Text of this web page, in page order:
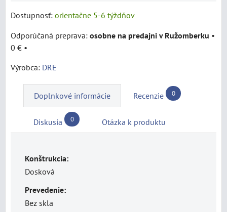
Dostupnosť: orientačne 5-6 týždňov
osobne na predajni v Ružomberku •
0 € •
Výrobca: DRE
Doplnkové informácie Recenzie 0
Diskusia 0 Otázka k produktu
Konštrukcia:
Dosková
Prevedenie:
Bez skla